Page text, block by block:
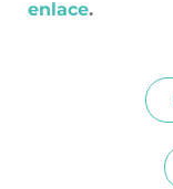
enlace.